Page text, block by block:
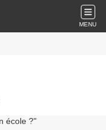
MENU